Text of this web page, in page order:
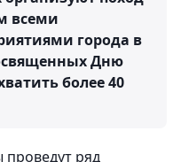
всеми
города в
Дню
более 40
проведут ряд